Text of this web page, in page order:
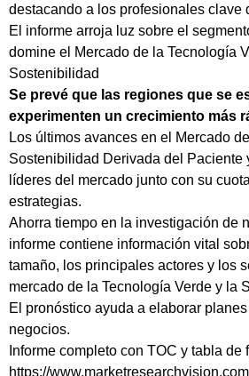
destacando a los profesionales clave
El informe arroja luz sobre el
domine el Mercado de la Tecnología
Sostenibilidad
Se prevé que las regiones que se
experimenten un crecimiento más
Los últimos avances en el Mercado
Sostenibilidad Derivada del Paciente
líderes del mercado junto con su
estrategias.
Ahorra tiempo en la investigación de
informe contiene información vital
tamaño, los principales actores y los
mercado de la Tecnología Verde y la
El pronóstico ayuda a elaborar
negocios.
Informe completo con TOC y tabla de
https://